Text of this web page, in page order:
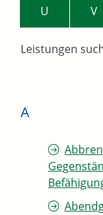
U V
Leistungen
A